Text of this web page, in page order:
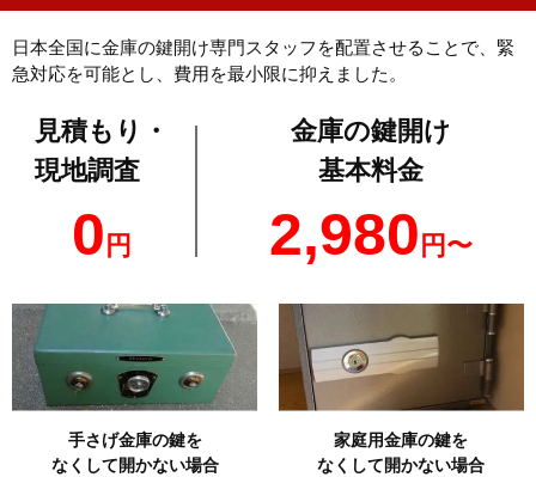
日本全国に金庫の鍵開け専門スタッフを配置させることで、緊
急対応を可能とし、費用を最小限に抑えました。
見積もり・
現地調査
0 円
金庫の鍵開け
基本料金
2,980 円〜
手さげ金庫の鍵を
なくして開かない場合
家庭用金庫の鍵を
なくして開かない場合